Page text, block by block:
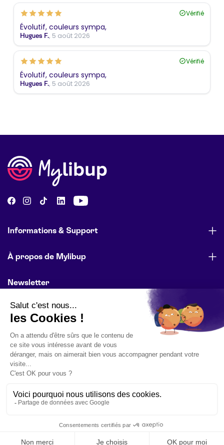
Vérifié
Évolutif, couleurs sympa,
Hugues F., 5 août 2026
Vérifié
Évolutif, couleurs sympa,
Hugues F., 5 août 2026
Informations & Support
À propos de Mylibup
Newsletter
Abonnez-vous pour être informé des lancements de produits,
des offres spéciales et des actualités de l’entreprise.
E-mail